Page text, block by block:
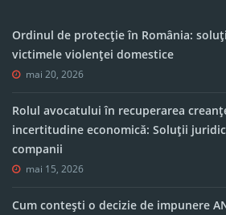
Ordinul de protecție în România:
victimele violenței domestice
mai 20, 2026
Rolul avocatului în recuperarea
incertitudine economică: Soluții
companii
mai 15, 2026
Cum contești o decizie de impunere